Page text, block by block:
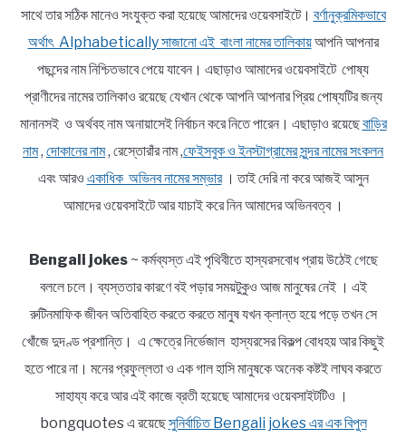
সাথে তার সঠিক মানেও সংযুক্ত করা হয়েছে আমাদের ওয়েবসাইটে। বর্ণানুক্রমিকভাবে
অর্থাৎ Alphabetically সাজানো এই বাংলা নামের তালিকায়আপনি আপনার
পছন্দের নাম নিশ্চিতভাবে পেয়ে যাবেন। এছাড়াও আমাদের ওয়েবসাইটে পোষ্য
প্রাণীদের নামের তালিকাও রয়েছে যেখান থেকে আপনি আপনার প্রিয় পোষ্যটির জন্য
মানানসই ও অর্থবহ নাম অনায়াসেই নির্বাচন করে নিতে পারেন। এছাড়াও রয়েছেবাড়ির
নাম, দোকানের নাম, রেস্তোরাঁর নাম ,ফেইসবুক ও ইনস্টাগ্রামের সুন্দর নামের সংকলন
এবং আরও একাধিক অভিনব নামের সম্ভার। তাই দেরি না করে আজই আসুন
আমাদের ওয়েবসাইটে আর যাচাই করে নিন আমাদের অভিনবত্ব ।
Bengali jokes~ কর্মব্যস্ত এই পৃথিবীতে হাস্যরসবোধ প্রায় উঠেই গেছে
বললে চলে। ব্যস্ততার কারণে বই পড়ার সময়টুকুও আজ মানুষের নেই । এই
রুটিনমাফিক জীবন অতিবাহিত করতে করতে মানুষ যখন ক্লান্ত হয়ে পড়ে তখন সে
খোঁজে দুদণ্ড প্রশান্তি। এ ক্ষেত্রে নির্ভেজাল হাস্যরসের বিকল্প বোধহয় আর কিছুই
হতে পারে না। মনের প্রফুল্লতা ও এক গাল হাসি মানুষকে অনেক কষ্টই লাঘব করতে
সাহায্য করে আর এই কাজে ব্রতী হয়েছে আমাদের ওয়েবসাইটটিও ।
bongquotes এ রয়েছেসুনির্বাচিত Bengali jokes এর এক বিপুল